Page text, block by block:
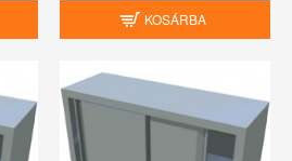
KOSÁRBA